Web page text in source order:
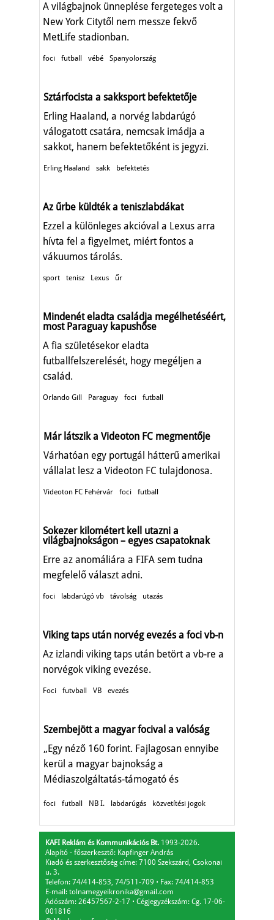
A világbajnok ünneplése fergeteges volt a
New York Citytől nem messze fekvő
MetLife stadionban.
foci futball vébé Spanyolország
Sztárfocista a sakksport befektetője
Erling Haaland, a norvég labdarúgó
válogatott csatára, nemcsak imádja a
sakkot, hanem befektetőként is jegyzi.
Erling Haaland sakk befektetés
Az űrbe küldték a teniszlabdákat
Ezzel a különleges akcióval a Lexus arra
hívta fel a figyelmet, miért fontos a
vákuumos tárolás.
sport tenisz Lexus űr
Mindenét eladta családja megélhetéséért,
most Paraguay kapushőse
A fia születésekor eladta
futballfelszerelését, hogy megéljen a
család.
Orlando Gill Paraguay foci futball
Már látszik a Videoton FC megmentője
Várhatóan egy portugál hátterű amerikai
vállalat lesz a Videoton FC tulajdonosa.
Videoton FC Fehérvár foci futball
Sokezer kilométert kell utazni a
világbajnokságon – egyes csapatoknak
Erre az anomáliára a FIFA sem tudna
megfelelő választ adni.
foci labdarúgó vb távolság utazás
Viking taps után norvég evezés a foci vb-n
Az izlandi viking taps után betört a vb-re a
norvégok viking evezése.
Foci futvball VB evezés
Szembejött a magyar focival a valóság
„Egy néző 160 forint. Fajlagosan ennyibe
kerül a magyar bajnokság a
Médiaszolgáltatás-támogató és
foci futball NB I. labdarúgás közvetítési jogok
KAFI Reklám és Kommunikációs Bt. 1993-2026.
Alapító - főszerkesztő: Kapfinger András
Kiadó és szerkesztőség címe: 7100 Szekszárd, Csokonai
u. 3.
Telefon: 74/414-853, 74/511-709 ⋅ Fax: 74/414-853
E-mail: tolnamegyeikronika@gmail.com
Adószám: 26457567-2-17 ⋅ Cégjegyzékszám: Cg. 17-06-
001816